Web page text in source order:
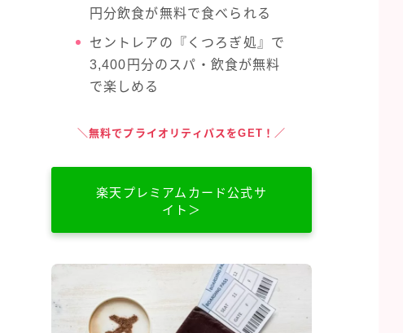
円分飲食が無料で食べられる
セントレアの『くつろぎ処』で
3,400円分のスパ・飲食が無料
で楽しめる
＼無料でプライオリティパスをGET！／
楽天プレミアムカード公式サ
イト＞